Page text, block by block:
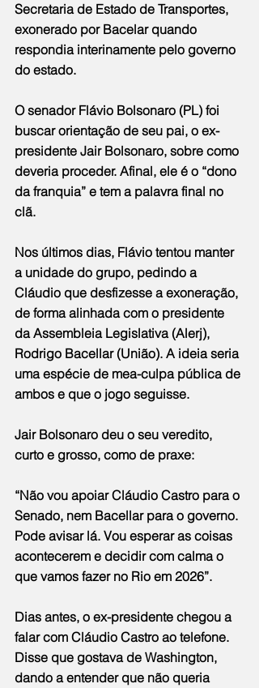
Secretaria de Estado de Transportes,
exonerado por Bacelar quando
respondia interinamente pelo governo
do estado.
O senador Flávio Bolsonaro (PL) foi
buscar orientação de seu pai, o ex-
presidente Jair Bolsonaro, sobre como
deveria proceder. Afinal, ele é o “dono
da franquia” e tem a palavra final no
clã.
Nos últimos dias, Flávio tentou manter
a unidade do grupo, pedindo a
Cláudio que desfizesse a exoneração,
de forma alinhada com o presidente
da Assembleia Legislativa (Alerj),
Rodrigo Bacellar (União). A ideia seria
uma espécie de mea-culpa pública de
ambos e que o jogo seguisse.
Jair Bolsonaro deu o seu veredito,
curto e grosso, como de praxe:
“Não vou apoiar Cláudio Castro para o
Senado, nem Bacellar para o governo.
Pode avisar lá. Vou esperar as coisas
acontecerem e decidir com calma o
que vamos fazer no Rio em 2026”.
Dias antes, o ex-presidente chegou a
falar com Cláudio Castro ao telefone.
Disse que gostava de Washington,
dando a entender que não queria